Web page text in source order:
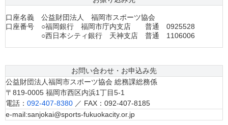
口座名義
公益財団法人 福岡市スポーツ協会
口座番号
○福岡銀行 福岡市庁内支店 普通 0925528
○西日本シティ銀行 天神支店 普通 1106006
お問い合わせ・お申込み先
公益財団法人福岡市スポーツ協会 総務課総務係
〒819-0005 福岡市西区内浜1丁目5-1
電話： 092-407-8380 ／ FAX：092-407-8185
e-mail:sanjokai@sports-fukuokacity.or.jp